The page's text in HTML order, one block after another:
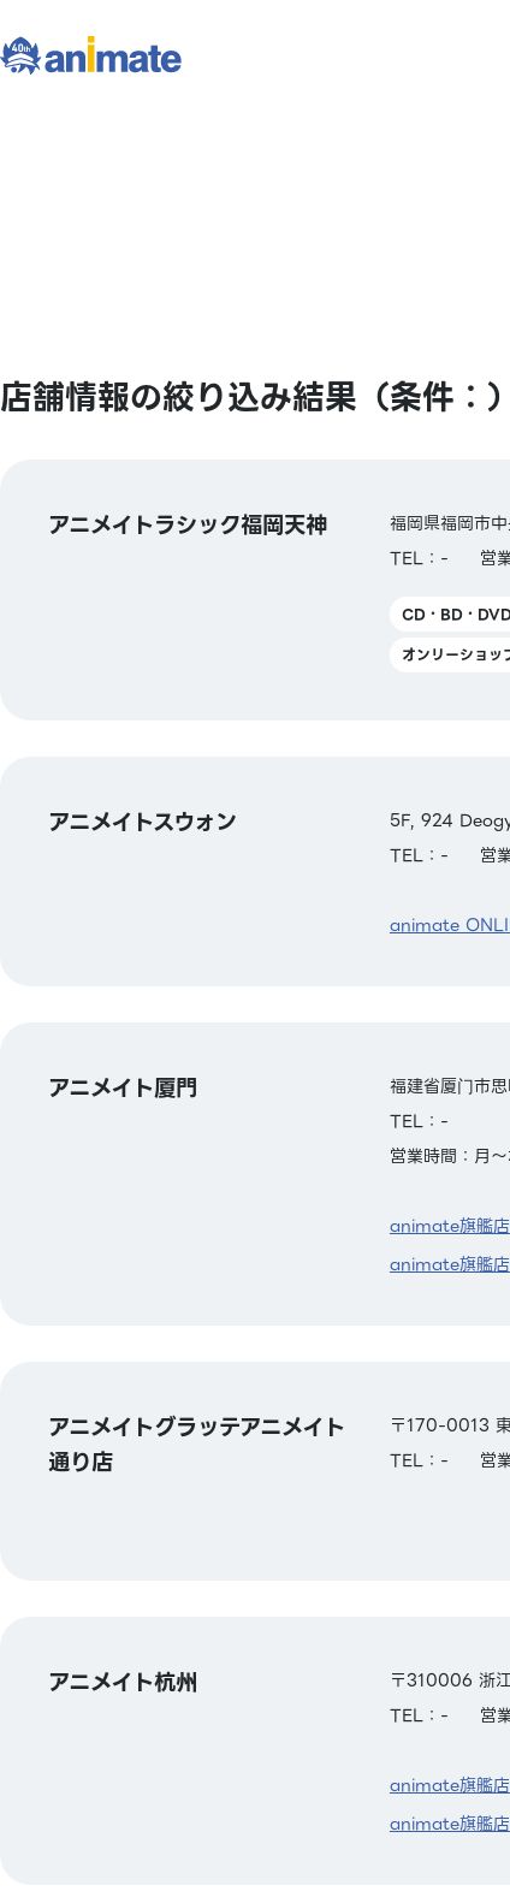
店舗情報の絞り込み結果（条件：）
アニメイトラシック福岡天神
福岡県福岡市
TEL：-
営
CD・BD・
オンリーショッ
アニメイトスウォン
5F, 924
TEL：-
営
animate
アニメイト厦門
福建省厦门市
TEL：-
営業時間：月
animate旗艦
animate旗艦
アニメイトグラッテアニメイト
通り店
〒170-0013
TEL：-
営
アニメイト杭州
〒310006 浙
TEL：-
営
animate旗艦
animate旗艦